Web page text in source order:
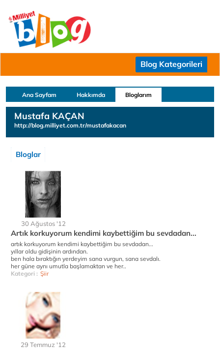
Blog Kategorileri
Ana Sayfam Hakkımda Bloglarım
Mustafa KAÇAN
http://blog.milliyet.com.tr/mustafakacan
Bloglar
30 Ağustos '12
Artık korkuyorum kendimi kaybettiğim bu sevdadan...
artık korkuyorum kendimi kaybettiğim bu sevdadan...
yıllar oldu gidişinin ardından.
ben hala bıraktığın yerdeyim sana vurgun, sana sevdalı.
her güne aynı umutla başlamaktan ve her..
Kategori : Şiir
29 Temmuz '12